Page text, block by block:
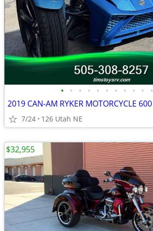
• • • • • • • • • • •
2019 CAN-AM RYKER MOTORCYCLE 600
7/24 126 Utah NE
$32,955